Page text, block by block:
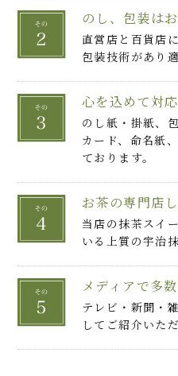
のし、包装は
直営店と百貨店
包装技術があり
心を込めて対
のし紙・掛紙、
カード、命名紙
ております。
お茶の専門店
当店の抹茶スイ
いる上質の宇治
メディアで多
テレビ・新聞・
してご紹介いた